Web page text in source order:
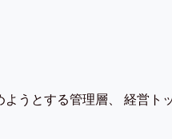
うとする管理層、 経営ト